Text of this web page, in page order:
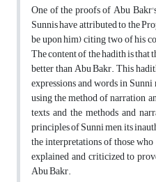
One of the proofs of Abu
Sunnis have attributed to the
be upon him) citing two of his
The content of the hadith is that
better than Abu Bakr. This
expressions and words in
using the method of narration
texts and the methods and
principles of Sunni men, its
the interpretations of those
explained and criticized to
Abu Bakr.